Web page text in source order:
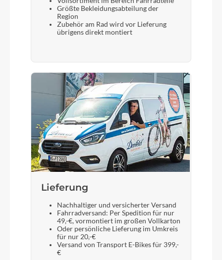
Sattel
PEGASUS
Gabel
SR Suntour M-3010-P, 40 mm
Sattelstütze
Aluminium
Größte Bekleidungsabteilung der
Region
Zubehör am Rad wird vor Lieferung
übrigens direkt montiert
Lieferung
Nachhaltiger und versicherter Versand
Fahrradversand: Per Spedition für nur
49,-€, vormontiert im großen Vollkarton
Oder persönliche Lieferung im Umkreis
für nur 20,-€
Versand von Transport E-Bikes für 399,-
€